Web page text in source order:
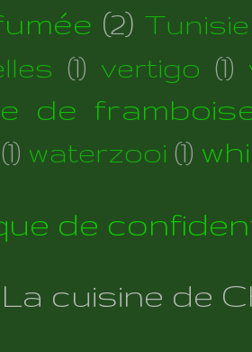
(2) Tunisie
(1) vertigo (1)
de
(1) waterzooi (1)
de
La cuisine de